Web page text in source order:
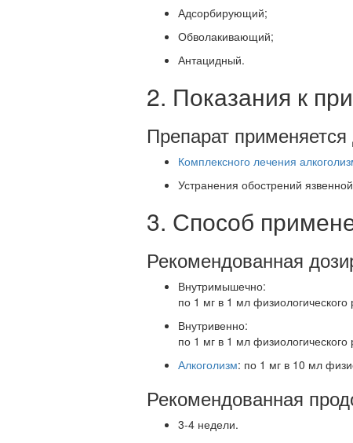
Адсорбирующий;
Обволакивающий;
Антацидный.
2. Показания к
Препарат
Комплексного лечения
Устранения обострений
3. Способ
Рекомендованная
Внутримышечно:
по 1 мг в 1 мл физиологического
Внутривенно:
по 1 мг в 1 мл физиологического
Алкоголизм: по 1 мг в 10 мл
Рекомендованная
3-4 недели.